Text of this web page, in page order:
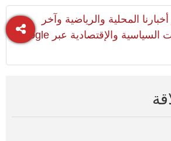
المحلية والرياضية وآخر
المستجدات السياسية والإقتصادية عبر Google